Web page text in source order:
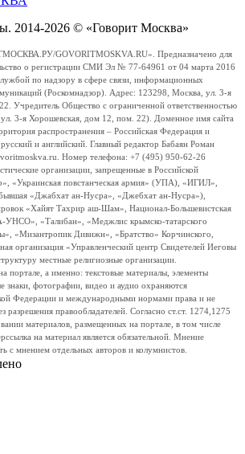
2014-2026 © «Говорит Москва»
GOVORITMOSKVA.RU». Предназначено для
о регистрации СМИ Эл № 77-64961 от 04 марта 2016
по надзору в сфере связи, информационных
(Роскомнадзор). Адрес: 123298, Москва, ул. 3-я
Учредитель Общество с ограниченной ответственностью
3-я Хорошевская, дом 12, пом. 22). Доменное имя сайта
распространения – Российская Федерация и
и английский. Главный редактор Бабаян Роман
Номер телефона: +7 (495) 950-62-26
организации, запрещенные в Российской
«Украинская повстанческая армия» (УПА), «ИГИЛ»,
«Джабхат ан-Нусра», «Джебхат ан-Нусра»),
«Хайят Тахрир аш-Шам», Национал-Большевистская
«Талибан», «Меджлис крымско-татарского
«Мизантропик Дивижн», «Братство» Корчинского,
организация «Управленческий центр Свидетелей Иеговы
местные религиозные организации.
портале, а именно: текстовые материалы, элементы
знаки, фотографии, видео и аудио охраняются
Федерации и международными нормами права и не
разрешения правообладателей. Согласно ст.ст. 1274,1275
материалов, размещенных на портале, в том числе
на материал является обязательной. Мнение
с мнением отдельных авторов и колумнистов.